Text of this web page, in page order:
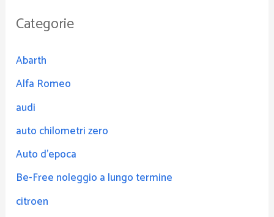
Categorie
Abarth
Alfa Romeo
audi
auto chilometri zero
Auto d'epoca
Be-Free noleggio a lungo termine
citroen